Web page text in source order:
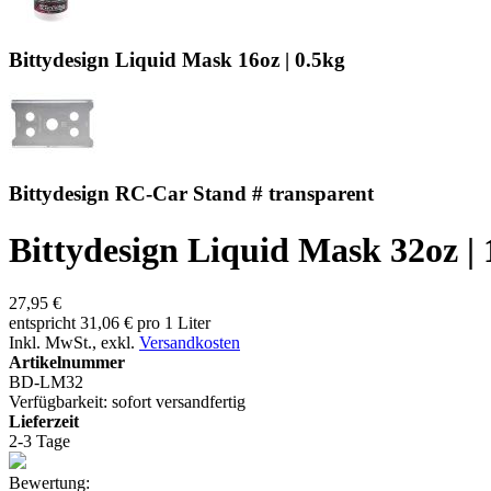
Bittydesign Liquid Mask 16oz | 0.5kg
Bittydesign RC-Car Stand # transparent
Bittydesign Liquid Mask 32oz |
27,95 €
entspricht 31,06 € pro 1 Liter
Inkl. MwSt., exkl. Versandkosten
Artikelnummer
BD-LM32
Verfügbarkeit: sofort versandfertig
Lieferzeit
2-3 Tage
Bewertung: